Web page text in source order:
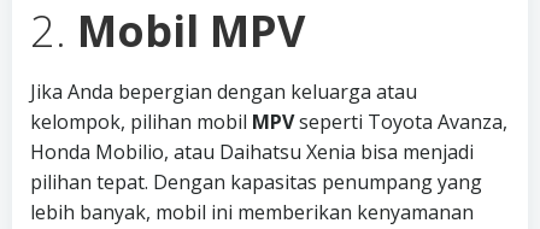
2. Mobil MPV
Jika Anda bepergian dengan keluarga atau
kelompok, pilihan mobil MPVseperti Toyota Avanza,
Honda Mobilio, atau Daihatsu Xenia bisa menjadi
pilihan tepat. Dengan kapasitas penumpang yang
lebih banyak, mobil ini memberikan kenyamanan